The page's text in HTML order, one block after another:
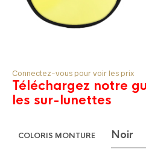
Connectez-vous pour voir les prix
Téléchargez notre
les sur-lunettes
COLORIS MONTURE